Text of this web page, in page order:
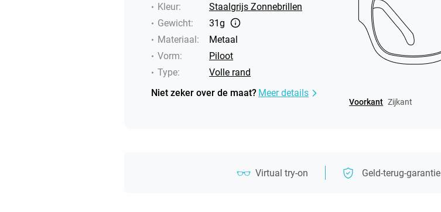
Kleur:
Staalgrijs Zonnebrillen
Gewicht:
31g
Materiaal:
Metaal
Vorm:
Piloot
Type:
Volle rand
Niet zeker over de maat? Meer details
Voorkant Zijkant
Virtual try-on Geld-terug-garantie